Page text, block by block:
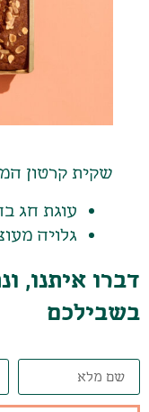
שקית קרטון
עוגת חג
גלויה
דברו איתנו,
בשבילכם